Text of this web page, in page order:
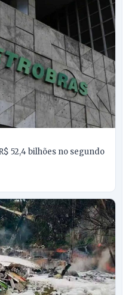
52,4 bilhões no segundo